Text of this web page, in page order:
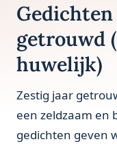
getrouwd
huwelijk)
Zestig jaar
een zeldzaam en
gedichten geven